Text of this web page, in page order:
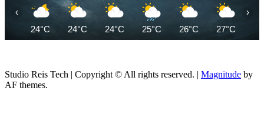
24°C 24°C 24°C 25°C 26°C 27°C
‹ ›
Studio Reis Tech | Copyright © All rights reserved. Magnitude by
AF themes.